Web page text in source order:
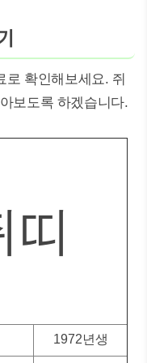
로 확인해보세요. 쥐
보도록 하겠습니다.
띠
1972년생